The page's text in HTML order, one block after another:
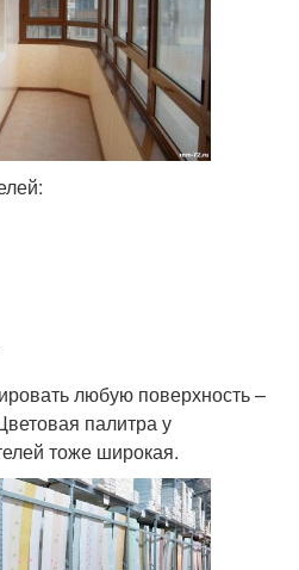
любую поверхность –
палитра у
тоже широкая.